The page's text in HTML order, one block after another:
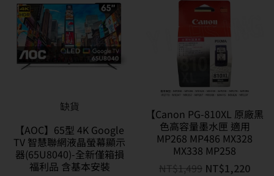
缺貨
【AOC】65型 4K Google
TV 智慧聯網液晶螢幕顯示
器(65U8040)-全新僅箱損
福利品 含基本安裝
【Canon PG-810XL 原廠黑
色高容量墨水匣 適用
MP268 MP486 MX328
MX338 MP258
NT$1,499 NT$1,220